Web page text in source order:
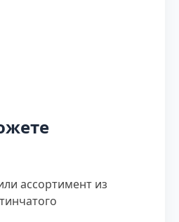
ассортимент из